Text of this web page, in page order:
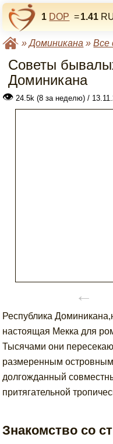
1 DOP =1.41
»Доминикана »Все
Советы
Доминикана
👁 24.5k (8 за неделю) /
←
Республика
настоящая Мекка для
Тысячами они
размеренным
долгожданный
притягательной
Знакомство со